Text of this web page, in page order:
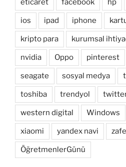
ios ipad iphone
kripto para kurumsal
nvidia Oppo pinterest
seagate sosyal medya
toshiba trendyol
western digital Windows
xiaomi yandex navi
ÖğretmenlerGünü